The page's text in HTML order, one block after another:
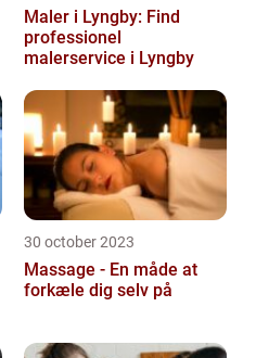
Maler i Lyngby: Find
professionel
malerservice i Lyngby
30 october 2023
Massage - En måde at
forkæle dig selv på